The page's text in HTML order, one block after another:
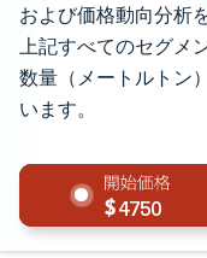
および価格動向分析
上記すべてのセグメ
数量（メートルトン
います。
4750